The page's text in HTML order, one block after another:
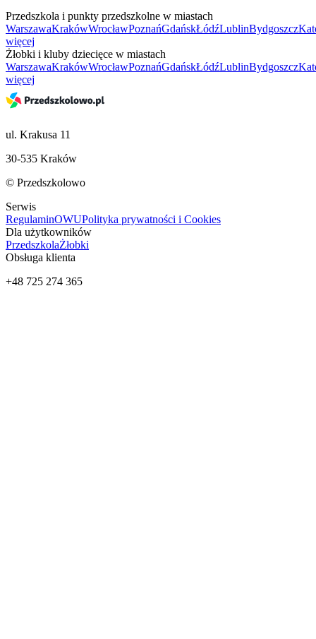
Przedszkola i punkty przedszkolne w miastach
WarszawaKrakówWrocławPoznańGdańskŁódźLublinBydgoszcz
więcej
Żłobki i kluby dziecięce w miastach
WarszawaKrakówWrocławPoznańGdańskŁódźLublinBydgoszcz
więcej
ul. Krakusa 11
30-535 Kraków
© Przedszkolowo
Serwis
RegulaminOWUPolityka prywatności i Cookies
Dla użytkowników
PrzedszkolaŻłobki
Obsługa klienta
+48 725 274 365